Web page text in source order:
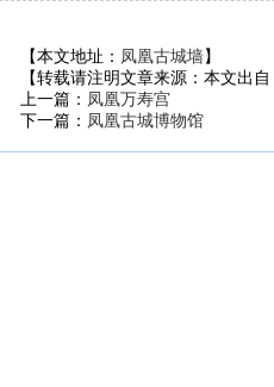
【本文地址： 凤凰古城墙】
【转载请注明文章来源：本文出自
上一篇： 凤凰万寿宫
下一篇： 凤凰古城博物馆